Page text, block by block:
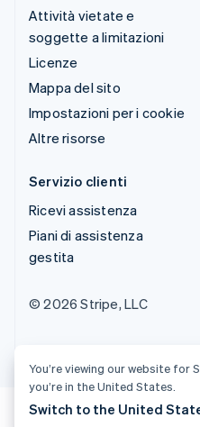
Attività vietate e
soggette a limitazioni
Licenze
Mappa del sito
Impostazioni per i cookie
Altre risorse
Servizio clienti
Ricevi assistenza
Piani di assistenza
gestita
© 2026 Stripe, LLC
You’re viewing our website for
you’re in the United States.
Switch to the United